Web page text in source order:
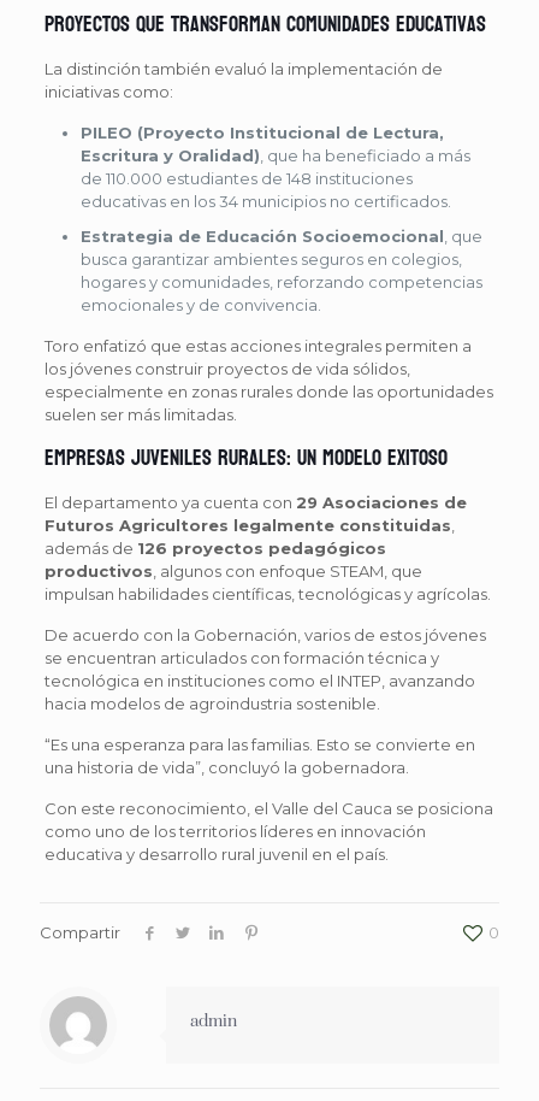
Proyectos que transforman comunidades educativas
La distinción también evaluó la implementación de
iniciativas como:
PILEO (Proyecto Institucional de Lectura,
Escritura y Oralidad) , que ha beneficiado a más
de 110.000 estudiantes de 148 instituciones
educativas en los 34 municipios no certificados.
Estrategia de Educación Socioemocional , que
busca garantizar ambientes seguros en colegios,
hogares y comunidades, reforzando competencias
emocionales y de convivencia.
Toro enfatizó que estas acciones integrales permiten a
los jóvenes construir proyectos de vida sólidos,
especialmente en zonas rurales donde las oportunidades
suelen ser más limitadas.
Empresas juveniles rurales: un modelo exitoso
El departamento ya cuenta con 29 Asociaciones de
Futuros Agricultores legalmente constituidas
además de 126 proyectos pedagógicos
productivos , algunos con enfoque STEAM, que
impulsan habilidades científicas, tecnológicas y agrícolas.
De acuerdo con la Gobernación, varios de estos jóvenes
se encuentran articulados con formación técnica y
tecnológica en instituciones como el INTEP, avanzando
hacia modelos de agroindustria sostenible.
“Es una esperanza para las familias. Esto se convierte en
una historia de vida”, concluyó la gobernadora.
Con este reconocimiento, el Valle del Cauca se posiciona
como uno de los territorios líderes en innovación
educativa y desarrollo rural juvenil en el país.
Compartir 0
admin